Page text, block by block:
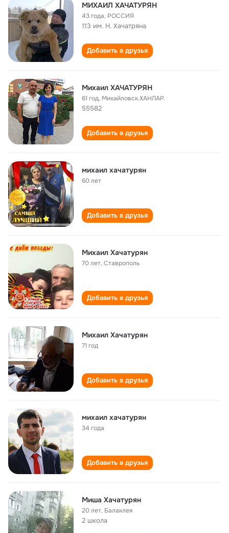
МИХАИЛ ХАЧАТУРЯН
43 года, РОССИЯ
113 им. Н. Хачатряна
Добавить в друзья
Михаил ХАЧАТУРЯН
61 год, Михайловск.ХАНЛАР.
55582
Добавить в друзья
михаил хачатурян
60 лет
Добавить в друзья
Михаил Хачатурян
70 лет,Ставрополь
Добавить в друзья
Михаил Хачатурян
71 год
Добавить в друзья
михаил хачатурян
34 года
Добавить в друзья
Миша Хачатурян
20 лет, Балаклея
2 школа